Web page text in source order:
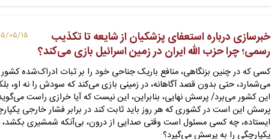
۱۴۰۵/۰۵/۱۵
خبرسازی درباره استعفای پزشکیان از شایعه تا تکذیب
رسمی؛ چرا حزب الله ایران در زمین اسرائیل بازی می‌کند؟
کسی که در چنین بزنگاهی، منافع باریک جناحی خود را بر ثبات ادراک‌شده
می‌شمارد، حتی بدون قصد آگاهانه، در زمینی بازی می‌کند که سودش را نه او،
این کشور می‌برد/ پرسش نهایی، بنابراین، این نیست که آیا خرازی راست
پرسش این است در کشوری که هر روز باید ثابت کند در برابر فشار خارجی
ایستاده، چه کسی مسئول است وقتی صدایی از درون، بی‌آنکه شمشیری
یکپارچگی را به پرسش می‌گیرد؟